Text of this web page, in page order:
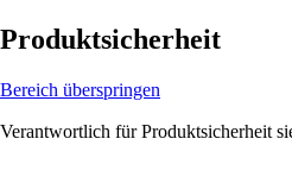
Produktsicherheit
Bereich überspringen
Verantwortlich für Produktsicherheit